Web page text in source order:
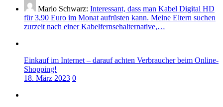
Mario Schwarz: Interessant, dass man Kabel Digital HD
für 3,90 Euro im Monat aufrüsten kann. Meine Eltern suchen
zurzeit nach einer Kabelfernsehalternative,…
Einkauf im Internet – darauf achten Verbraucher beim Online-
Shopping!
18. März 2023 0